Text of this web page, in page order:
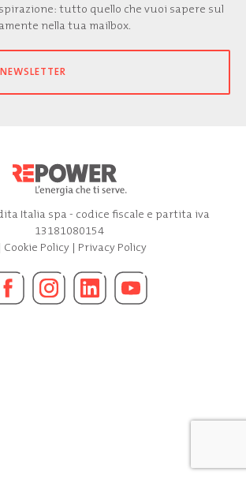
tutto quello che vuoi sapere sul
nella tua mailbox.
Italia spa - codice fiscale e partita iva
13181080154
Cookie Policy| Privacy Policy